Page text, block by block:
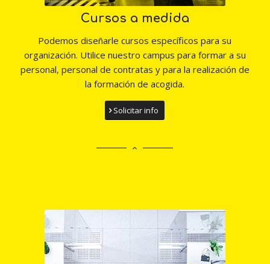
Cursos a medida
Podemos diseñarle cursos específicos para su
organización. Utilice nuestro campus para formar a su
personal, personal de contratas y para la realización de
la formación de acogida.
Solicitar info